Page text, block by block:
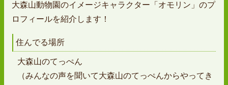
大森山動物園のイメージキャラクター「オモリン」のプ
ロフィールを紹介します！
住んでる場所
大森山のてっぺん
（みんなの声を聞いて大森山のてっぺんからやってき